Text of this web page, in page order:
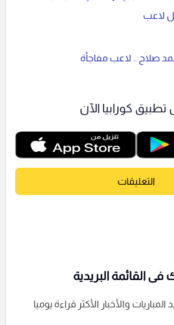
لاعب
صلاح .. لاعب مفاجأة
كورابيا الآن
التعليقات
فى القائمة البريدية
والأخبار الأكثر قراءة يوميا